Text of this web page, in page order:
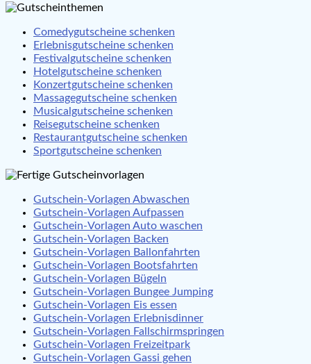
Comedygutscheine schenken
Erlebnisgutscheine schenken
Festivalgutscheine schenken
Hotelgutscheine schenken
Konzertgutscheine schenken
Massagegutscheine schenken
Musicalgutscheine schenken
Reisegutscheine schenken
Restaurantgutscheine schenken
Sportgutscheine schenken
Gutschein-Vorlagen Abwaschen
Gutschein-Vorlagen Aufpassen
Gutschein-Vorlagen Auto waschen
Gutschein-Vorlagen Backen
Gutschein-Vorlagen Ballonfahrten
Gutschein-Vorlagen Bootsfahrten
Gutschein-Vorlagen Bügeln
Gutschein-Vorlagen Bungee Jumping
Gutschein-Vorlagen Eis essen
Gutschein-Vorlagen Erlebnisdinner
Gutschein-Vorlagen Fallschirmspringen
Gutschein-Vorlagen Freizeitpark
Gutschein-Vorlagen Gassi gehen